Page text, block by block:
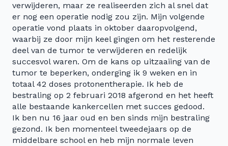
verwijderen, maar ze realiseerden zich al snel dat
er nog een operatie nodig zou zijn. Mijn volgende
operatie vond plaats in oktober daaropvolgend,
waarbij ze door mijn keel gingen om het resterende
deel van de tumor te verwijderen en redelijk
succesvol waren. Om de kans op uitzaaiing van de
tumor te beperken, onderging ik 9 weken en in
totaal 42 doses protonentherapie. Ik heb de
bestraling op 2 februari 2018 afgerond en het heeft
alle bestaande kankercellen met succes gedood.
Ik ben nu 16 jaar oud en ben sinds mijn bestraling
gezond. Ik ben momenteel tweedejaars op de
middelbare school en heb mijn normale leven